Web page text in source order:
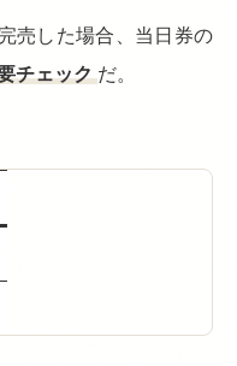
売した場合、当日券の
チェック だ。